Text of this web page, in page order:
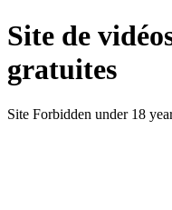
Site de
gratuites
Site Forbidden under 18